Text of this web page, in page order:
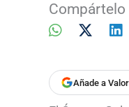
Compártelo
Añade a